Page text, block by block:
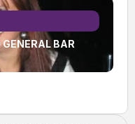
GENERAL BAR